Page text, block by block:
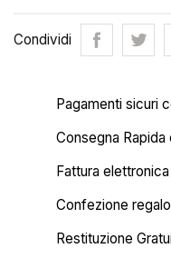
Condividi
Pagamenti sicuri
Consegna
Fattura
Confezione
Restituzione